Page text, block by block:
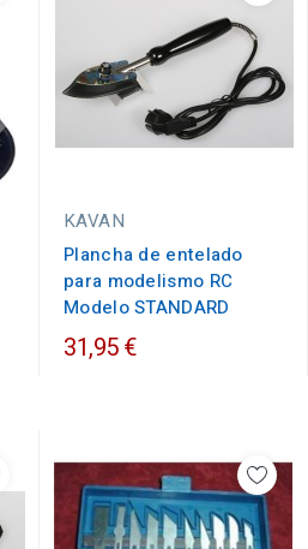
KAVAN
Plancha de entelado
para modelismo RC
Modelo STANDARD
31,95 €